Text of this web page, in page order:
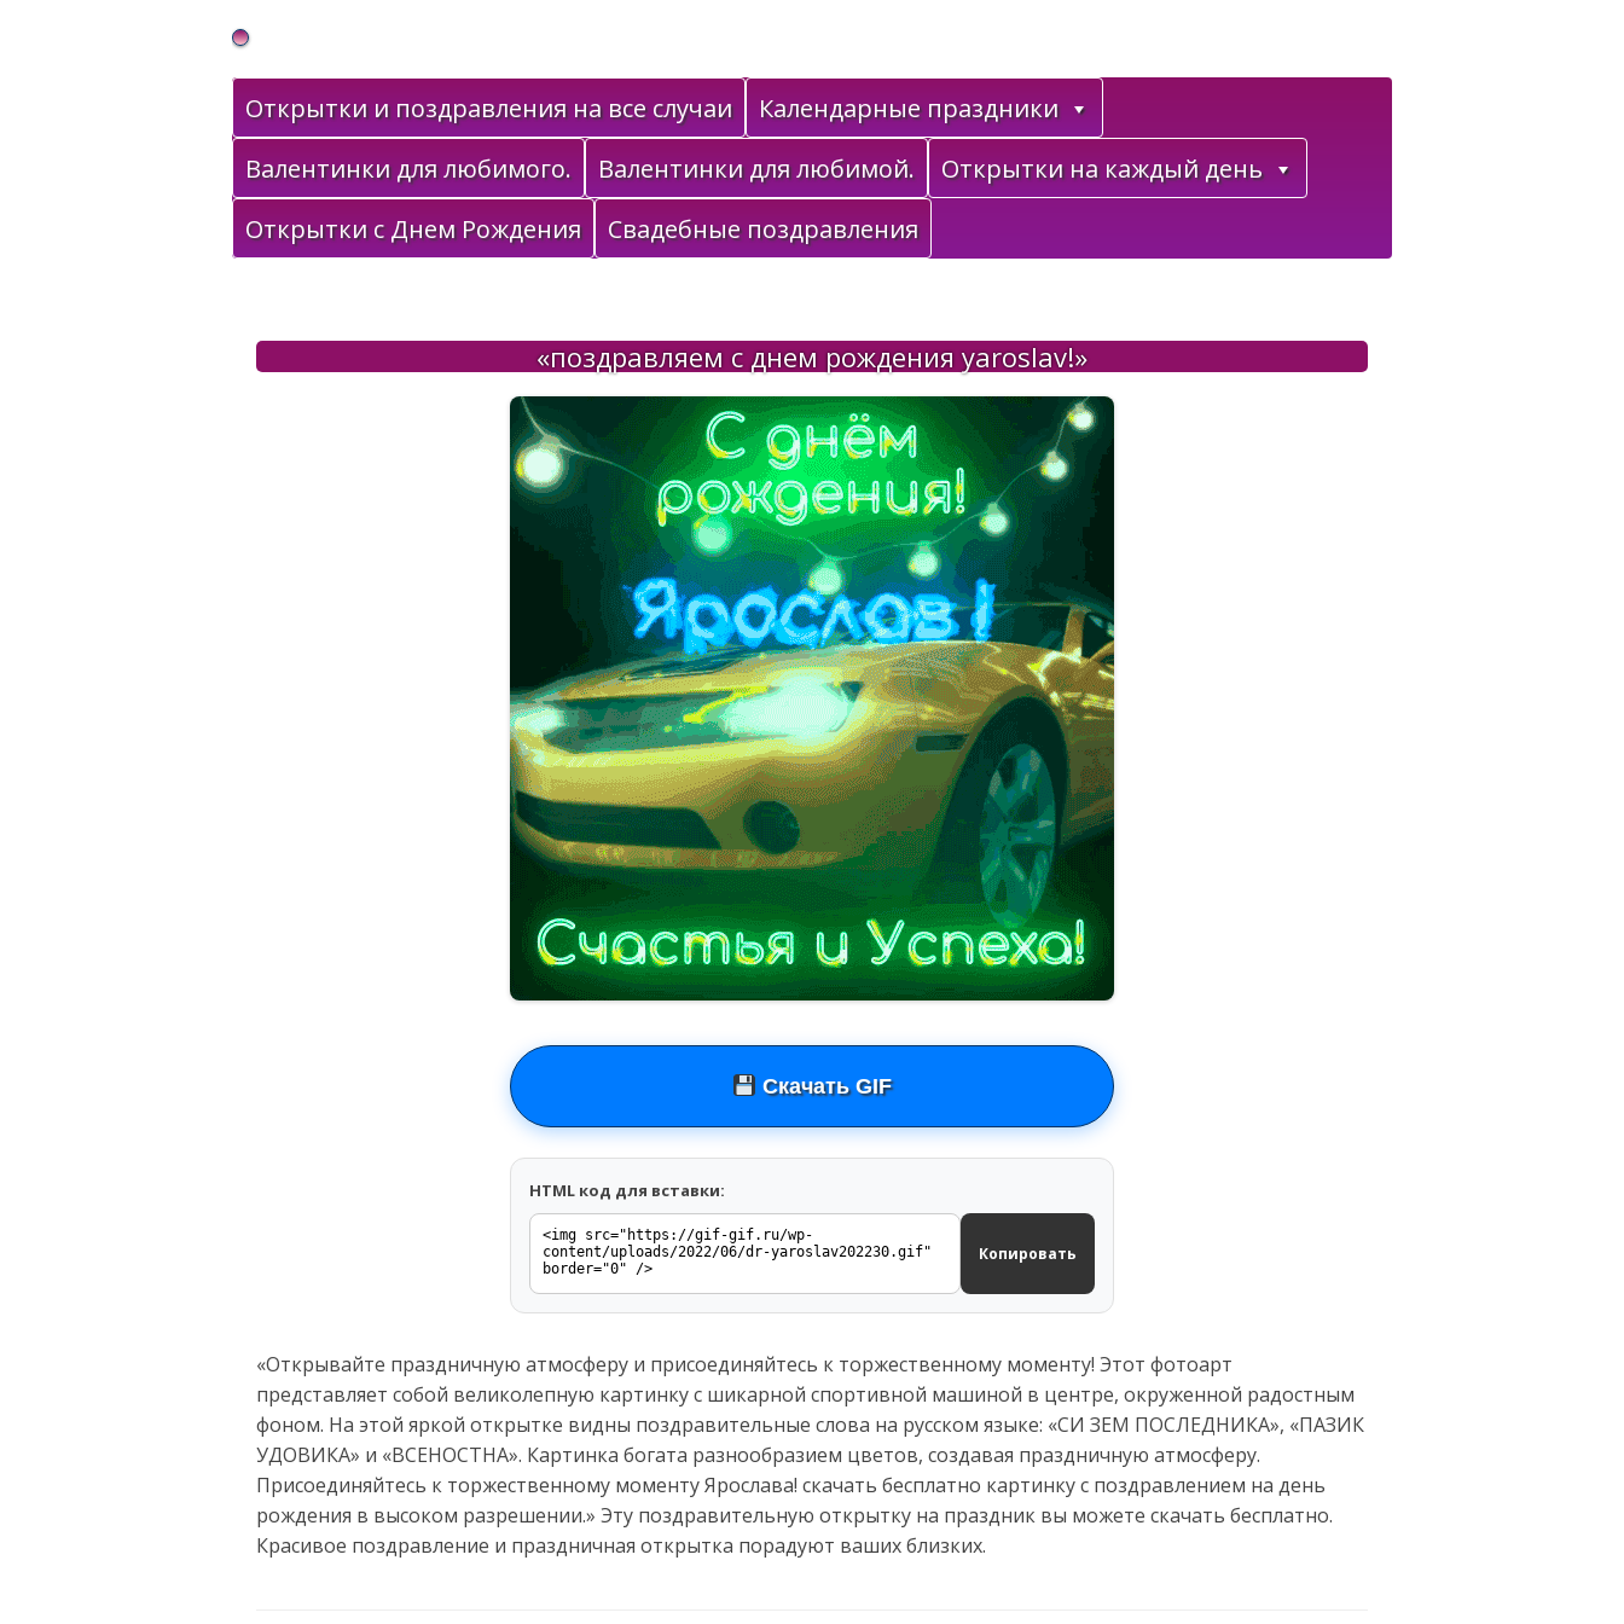
Gif Открытки в подарок
Открытки и поздравления на все случаи
Календарные праздники
Валентинки для любимого.
Валентинки для любимой.
Открытки на каждый день
Открытки с Днем Рождения
Свадебные поздравления
«поздравляем с днем рождения yaroslav!»
Скачать GIF
HTML код для вставки:
Копировать
«Открывайте праздничную атмосферу и присоединяйтесь к торжественному моменту! Этот фотоарт
представляет собой великолепную картинку с шикарной спортивной машиной в центре, окруженной радостным
фоном. На этой яркой открытке видны поздравительные слова на русском языке: «СИ ЗЕМ ПОСЛЕДНИКА», «ПАЗИК
УДОВИКА» и «ВСЕНОСТНА». Картинка богата разнообразием цветов, создавая праздничную атмосферу.
Присоединяйтесь к торжественному моменту Ярослава! скачать бесплатно картинку с поздравлением на день
рождения в высоком разрешении.» Эту поздравительную открытку на праздник вы можете скачать бесплатно.
Красивое поздравление и праздничная открытка порадуют ваших близких.